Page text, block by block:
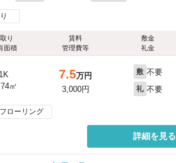
り
面積
賃料
管理費等
敷金
礼金
1K
㎡
7.5万円
3,000円
敷 不要
礼 不要
フローリング
詳細を見る